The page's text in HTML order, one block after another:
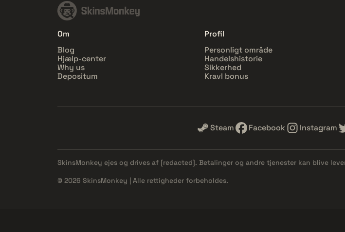
Om
Blog
Hjælp-center
Why us
Depositum
Profil
Personligt område
Handelshistorie
Sikkerhed
Kravl bonus
Steam Facebook Instagram
SkinsMonkey ejes og drives af [redacted]. Betalinger og andre tjenester kan blive
© 2026 SkinsMonkey | Alle rettigheder forbeholdes.